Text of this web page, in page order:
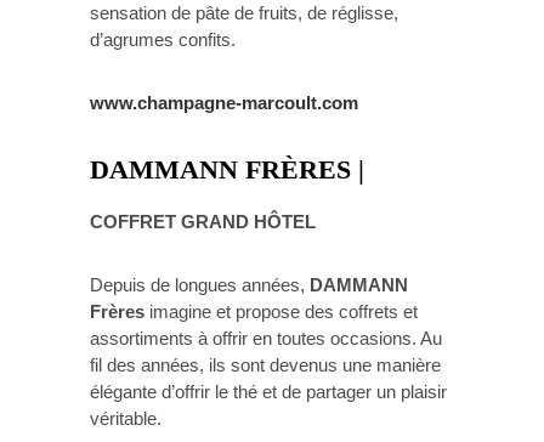
sensation de pâte de fruits, de réglisse,
d’agrumes confits.
www.champagne-marcoult.com
DAMMANN FRÈRES |
COFFRET GRAND HÔTEL
Depuis de longues années, DAMMANN
Frères imagine et propose des coffrets et
assortiments à offrir en toutes occasions. Au
fil des années, ils sont devenus une manière
élégante d’offrir le thé et de partager un plaisir
véritable.